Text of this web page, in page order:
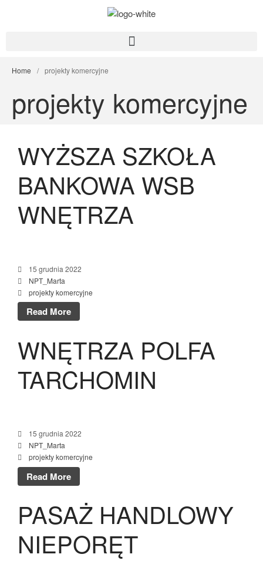
KONTAKT
DWANAŚCIE BUDYNKÓW W
ZABUDOWIE SZEREGOWEJ
Home / projekty komercyjne
projekty komercyjne
WYŻSZA SZKOŁA
BANKOWA WSB
WNĘTRZA
15 grudnia 2022
NPT_Marta
projekty komercyjne
Read More
WNĘTRZA POLFA
TARCHOMIN
15 grudnia 2022
NPT_Marta
projekty komercyjne
Read More
PASAŻ HANDLOWY
NIEPORĘT